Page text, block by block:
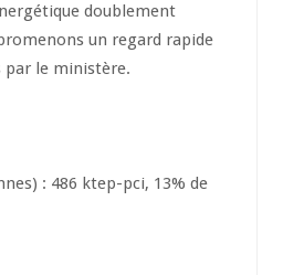
doublement
un regard rapide
par le ministère.
: 486 ktep-pci, 13% de